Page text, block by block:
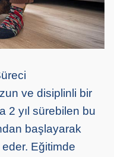
ve disiplinli bir
2 yıl sürebilen bu
başlayarak
Eğitimde